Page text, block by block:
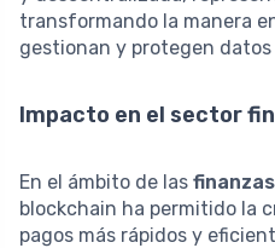
transformando la manera
gestionan y protegen datos
Impacto en el sector
En el ámbito de las finanzas
blockchain ha permitido la
pagos más rápidos y